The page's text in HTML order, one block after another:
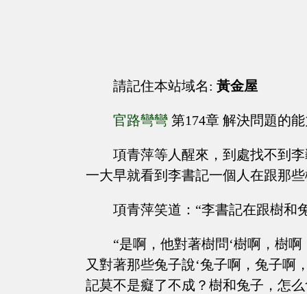
請記住本站域名: 黃金屋
官路彎彎 第174章 解決問題的
項青萍等人醒來，到處找不到
一大早就看到李書記一個人在跟那
項青萍笑道：“李書記在跟樹和
“是啊，他對著樹問‘樹啊，樹
又對著那些兔子說‘兔子啊，兔子啊
記莫不是癡了不成？樹和兔子，怎